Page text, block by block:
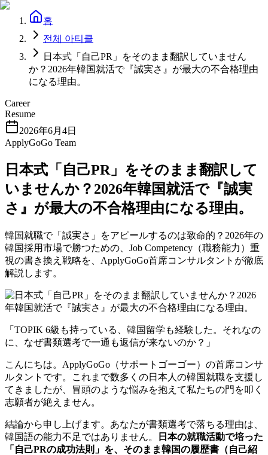
홈
전체 아티클
日本式「自己PR」をそのまま翻訳していません
か？2026年韓国就活で『誠実さ』が最大の不合格理由
になる理由。
Career
Resume
2026年6月4日
ApplyGoGo Team
日本式「自己PR」をそのまま翻訳して
いませんか？2026年韓国就活で『誠実
さ』が最大の不合格理由になる理由。
韓国就職で「誠実さ」をアピールするのは致命的？2026年の
韓国採用市場で勝つための、Job Competency（職務能力）重
視の書き換え戦略を、ApplyGoGo首席コンサルタントが徹底
解説します。
「TOPIK 6級も持っている、韓国留学も経験した。それなの
に、なぜ書類選考で一通も返信が来ないのか？」
こんにちは。ApplyGoGo（サポートゴーゴー）の首席コンサ
ルタントです。これまで数多くの日本人の韓国就職を支援し
てきましたが、冒頭のような悩みを抱えて私たちの門を叩く
志願者が絶えません。
結論から申し上げます。あなたが書類選考で落ちる理由は、
韓国語の能力不足ではありません。
日本の就職活動で培った
「自己PRの成功法則」を、そのまま韓国の履歴書（自己紹